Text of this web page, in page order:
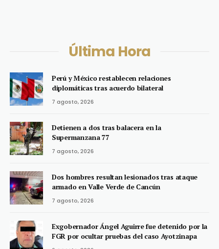
Última Hora
Perú y México restablecen relaciones
diplomáticas tras acuerdo bilateral
7 agosto, 2026
Detienen a dos tras balacera en la
Supermanzana 77
7 agosto, 2026
Dos hombres resultan lesionados tras ataque
armado en Valle Verde de Cancún
7 agosto, 2026
Exgobernador Ángel Aguirre fue detenido por la
FGR por ocultar pruebas del caso Ayotzinapa